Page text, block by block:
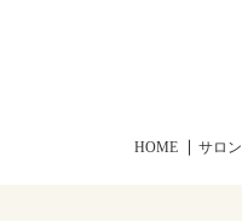
HOME サロ